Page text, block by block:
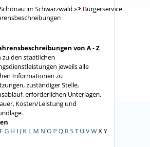
im Schwarzwald »
Bürgerservice
von A - Z
den staatlichen
jeweils alle
Informationen zu
zuständiger Stelle,
erforderlichen Unterlagen,
Kosten/Leistung und
FG H I J K L M N O P Q RST UVWX Y